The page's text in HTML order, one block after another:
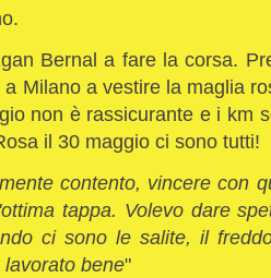
Bernal a fare la corsa.
Milano a vestire la maglia
non è rassicurante e i km
il 30 maggio ci sono tutti!
contento, vincere con
tappa. Volevo dare
ci sono le salite, il
bene"